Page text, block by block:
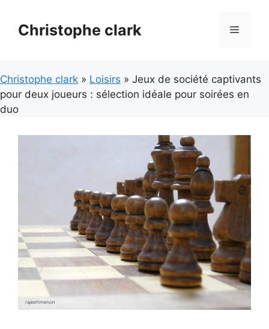
contenuChristophe clark Menu
Christophe clark » Loisirs » Jeux de société captivants
pour deux joueurs : sélection idéale pour soirées en
duo